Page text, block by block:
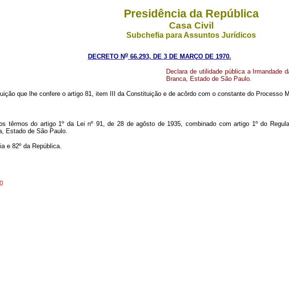
Presidência da República
Casa Civil
Subchefia para Assuntos Jurídicos
DECRETO No66.293, DE 3 DE MARÇO DE 1970.
Declara de utilidade pública a Irmandade
Branca, Estado de São Paulo.
que lhe confere o artigo 81, item III da Constituição e de acôrdo com o constante do Processo
têrmos do artigo 1º da Lei nº 91, de 28 de agôsto de 1935, combinado com artigo 1º do
Estado de São Paulo.
e 82º da República.